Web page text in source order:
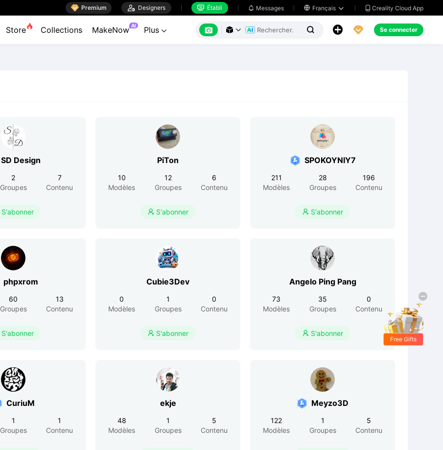
 Premium  Designers  Établi  Messages  Français   Creality Cloud App
Store Collections MakeNow AI Plus        Se connecter
SD Design
2
Groupes
7
Contenu
S'abonner
PiTon
10
Modèles
12
Groupes
6
Contenu
 S'abonner
SPOKOYNIY7
211
Modèles
28
Groupes
196
Contenu
 S'abonner
phpxrom
60
Groupes
13
Contenu
S'abonner
Cubie3Dev
0
Modèles
1
Groupes
0
Contenu
 S'abonner
Angelo Ping Pang
73
Modèles
35
Groupes
0
Contenu
 S'abonner
CuriuM
1
Groupes
1
Contenu
ekje
48
Modèles
1
Groupes
5
Contenu
Meyzo3D
122
Modèles
1
Groupes
5
Contenu
Free Gifts